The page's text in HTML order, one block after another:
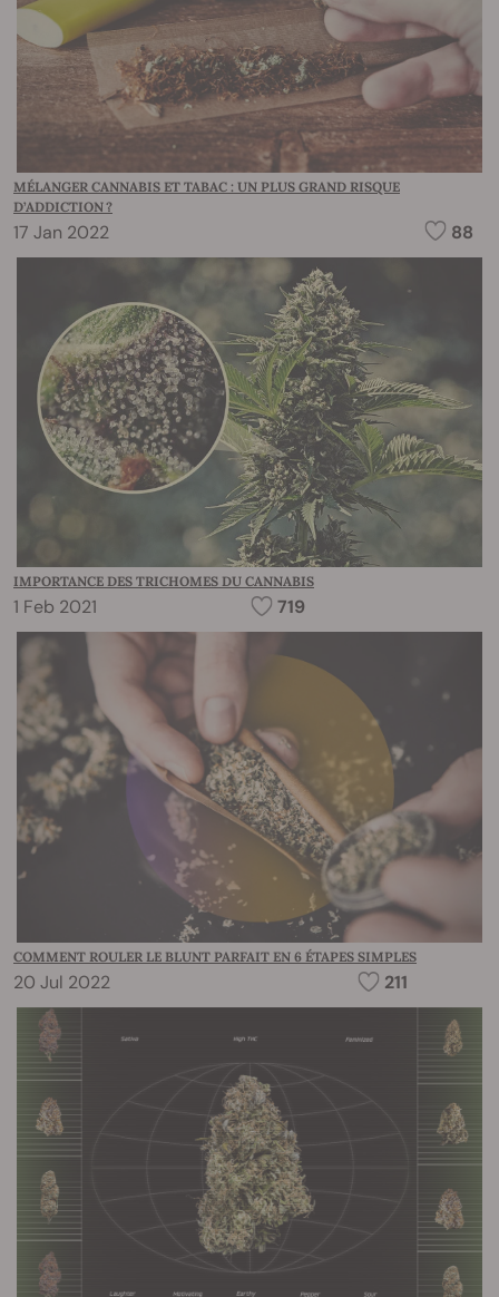
MÉLANGER CANNABIS ET TABAC : UN PLUS GRAND RISQUE
D’ADDICTION ?
17 Jan 2022 88
IMPORTANCE DES TRICHOMES DU CANNABIS
1 Feb 2021 719
COMMENT ROULER LE BLUNT PARFAIT EN 6 ÉTAPES SIMPLES
20 Jul 2022 211